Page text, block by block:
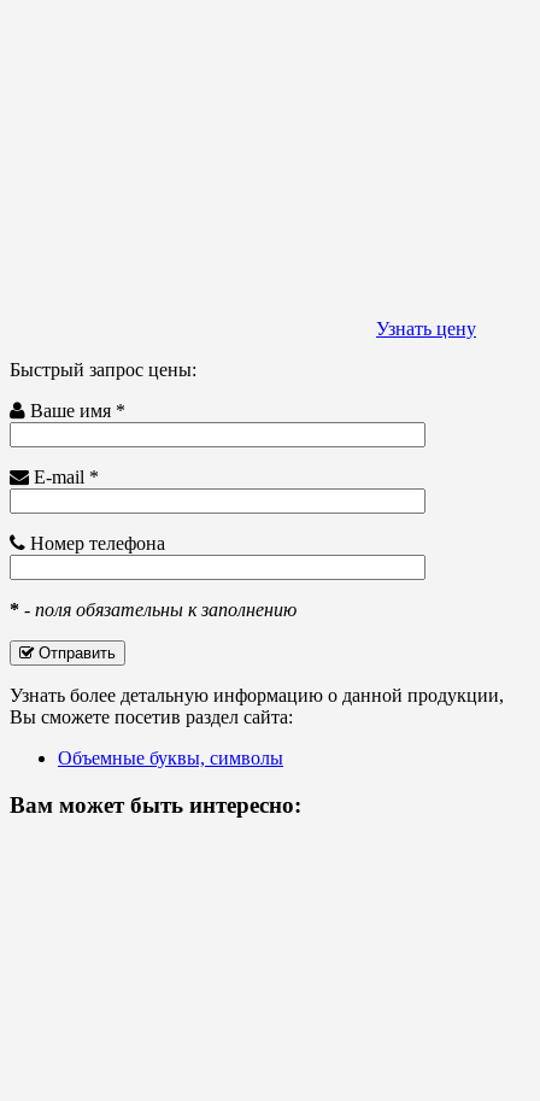
Узнать цену
Быстрый запрос цены:
Ваше имя *
E-mail *
Номер телефона
* - поля обязательны к заполнению
Отправить
Узнать более детальную информацию о данной продукции,
Вы сможете посетив раздел сайта:
Объемные буквы, символы
Вам может быть интересно: